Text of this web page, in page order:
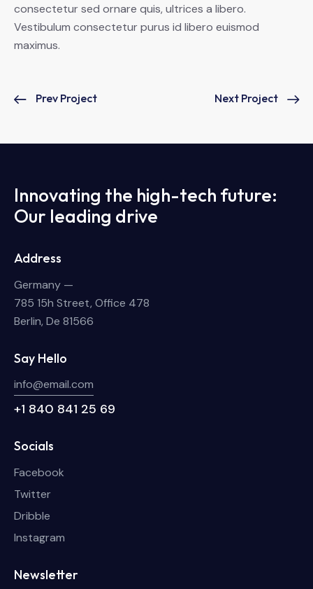
consectetur sed ornare quis, ultrices a libero.
Vestibulum consectetur purus id libero euismod
maximus.
Prev Project Next Project
Innovating the high-tech future:
Our leading drive
Address
Germany —
785 15h Street, Office 478
Berlin, De 81566
Say Hello
info@email.com
+1 840 841 25 69
Socials
Facebook
Twitter
Dribble
Instagram
Newsletter